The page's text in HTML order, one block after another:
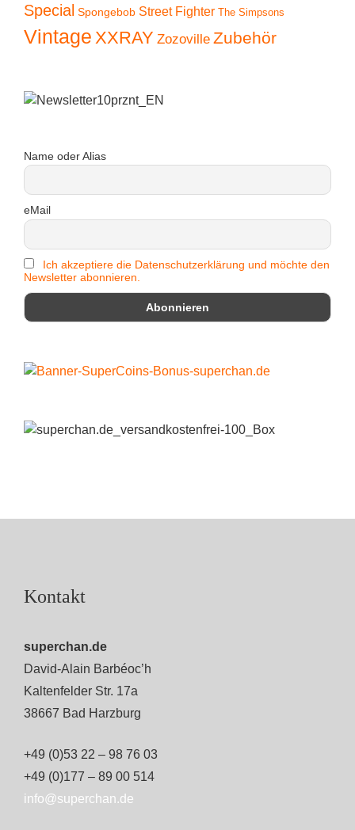
Special Spongebob Street Fighter The Simpsons
Vintage XXRAY Zozoville Zubehör
Name oder Alias
eMail
Ich akzeptiere die Datenschutzerklärung und möchte den
Newsletter abonnieren.
Kontakt
superchan.de
David-Alain Barbéoc’h
Kaltenfelder Str. 17a
38667 Bad Harzburg
+49 (0)53 22 – 98 76 03
+49 (0)177 – 89 00 514
info@superchan.de